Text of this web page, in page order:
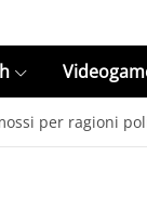
per ragioni